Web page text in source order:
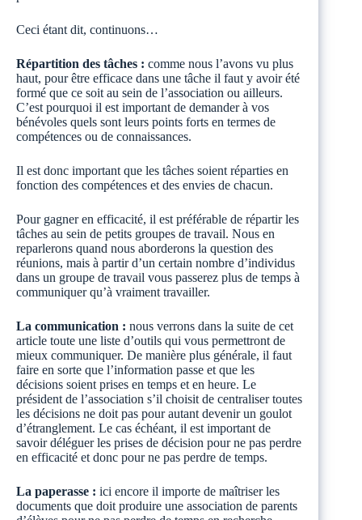
Ceci étant dit, continuons…
Répartition des tâches : comme nous l’avons vu plus
haut, pour être efficace dans une tâche il faut y avoir été
formé que ce soit au sein de l’association ou ailleurs.
C’est pourquoi il est important de demander à vos
bénévoles quels sont leurs points forts en termes de
compétences ou de connaissances.
Il est donc important que les tâches soient réparties en
fonction des compétences et des envies de chacun.
Pour gagner en efficacité, il est préférable de répartir les
tâches au sein de petits groupes de travail. Nous en
reparlerons quand nous aborderons la question des
réunions, mais à partir d’un certain nombre d’individus
dans un groupe de travail vous passerez plus de temps à
communiquer qu’à vraiment travailler.
La communication : nous verrons dans la suite de cet
article toute une liste d’outils qui vous permettront de
mieux communiquer. De manière plus générale, il faut
faire en sorte que l’information passe et que les
décisions soient prises en temps et en heure. Le
président de l’association s’il choisit de centraliser toutes
les décisions ne doit pas pour autant devenir un goulot
d’étranglement. Le cas échéant, il est important de
savoir déléguer les prises de décision pour ne pas perdre
en efficacité et donc pour ne pas perdre de temps.
La paperasse : ici encore il importe de maîtriser les
documents que doit produire une association de parents